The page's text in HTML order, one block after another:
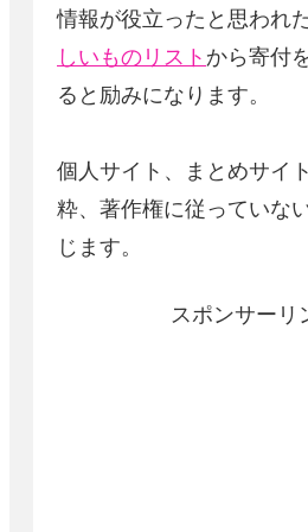
情報が役立ったと思われ
しいものリスト から寄付
ると励みになります。
個人サイト、まとめサイ
粋、著作権に従っていな
じます。
スポンサーリ